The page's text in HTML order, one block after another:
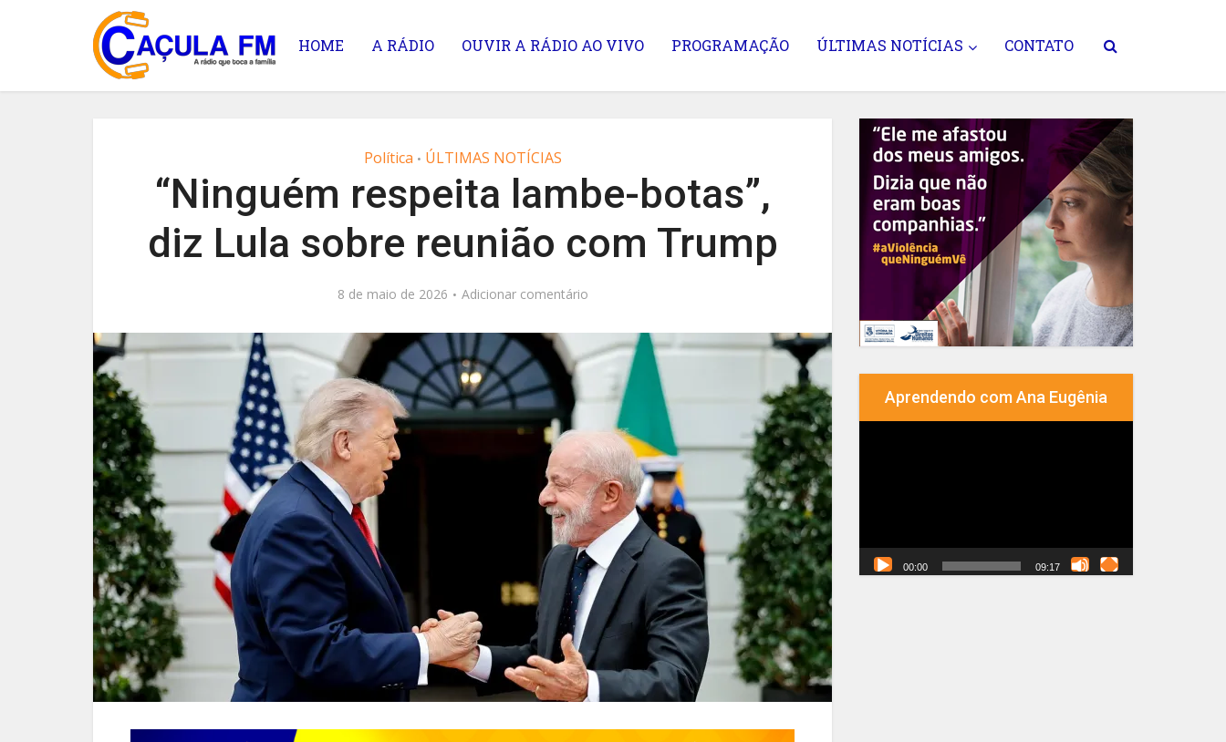
HOME A RÁDIO OUVIR A RÁDIO AO VIVO PROGRAMAÇÃO ÚLTIMAS NOTÍCIAS CONTATO
Política • ÚLTIMAS NOTÍCIAS
“Ninguém respeita lambe-botas”,
diz Lula sobre reunião com Trump
8 de maio de 2026 Adicionar comentário
Aprendendo com Ana Eugênia
00:00 09:17